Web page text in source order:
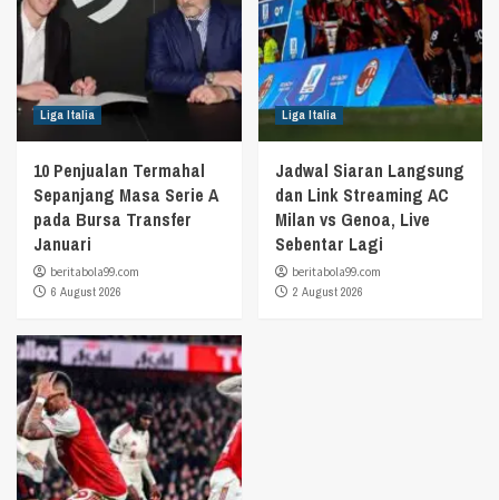
Liga Italia
10 Penjualan Termahal
Sepanjang Masa Serie A
pada Bursa Transfer
Januari
beritabola99.com
6 August 2026
Liga Italia
Jadwal Siaran Langsung
dan Link Streaming AC
Milan vs Genoa, Live
Sebentar Lagi
beritabola99.com
2 August 2026